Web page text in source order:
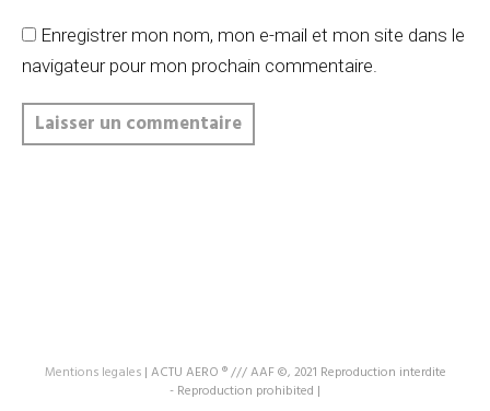
Enregistrer mon nom, mon e-mail et mon site dans le
navigateur pour mon prochain commentaire.
Mentions legales | ACTU AERO ® /// AAF ©, 2021 Reproduction interdite
- Reproduction prohibited |